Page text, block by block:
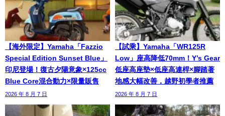
【海外限定】Yamaha「Fazzio
Special Edition Sunset Blue」
印尼登場！復古夕陽意象×125cc
Blue Core混合動力×限量販售
2026 年 8 月 7 日
【試乘】Yamaha「WR125R
Low」座高降低70mm！Y’s Gear
低座高座墊×低座高連桿×腳踏著
地感大幅改善，越野初學者推薦
2026 年 8 月 7 日